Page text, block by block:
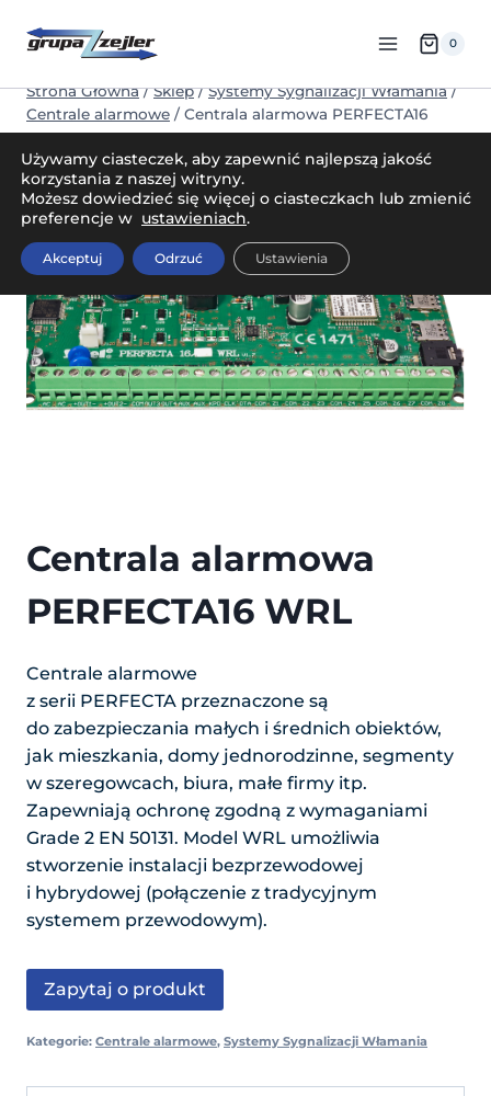
0
Strona Główna / Sklep / Systemy Sygnalizacji Włamania /
Centrale alarmowe / Centrala alarmowa PERFECTA16
WRL
Centrala alarmowa
PERFECTA16 WRL
Centrale alarmowe
z serii PERFECTA przeznaczone są
do zabezpieczania małych i średnich obiektów,
jak mieszkania, domy jednorodzinne, segmenty
w szeregowcach, biura, małe firmy itp.
Zapewniają ochronę zgodną z wymaganiami
Grade 2 EN 50131. Model WRL umożliwia
stworzenie instalacji bezprzewodowej
i hybrydowej (połączenie z tradycyjnym
systemem przewodowym).
Zapytaj o produkt
Kategorie: Centrale alarmowe, Systemy Sygnalizacji Włamania
Używamy ciasteczek, aby zapewnić najlepszą jakość
korzystania z naszej witryny.
Możesz dowiedzieć się więcej o ciasteczkach lub zmienić
preferencje w ustawieniach.
Akceptuj Odrzuć Ustawienia